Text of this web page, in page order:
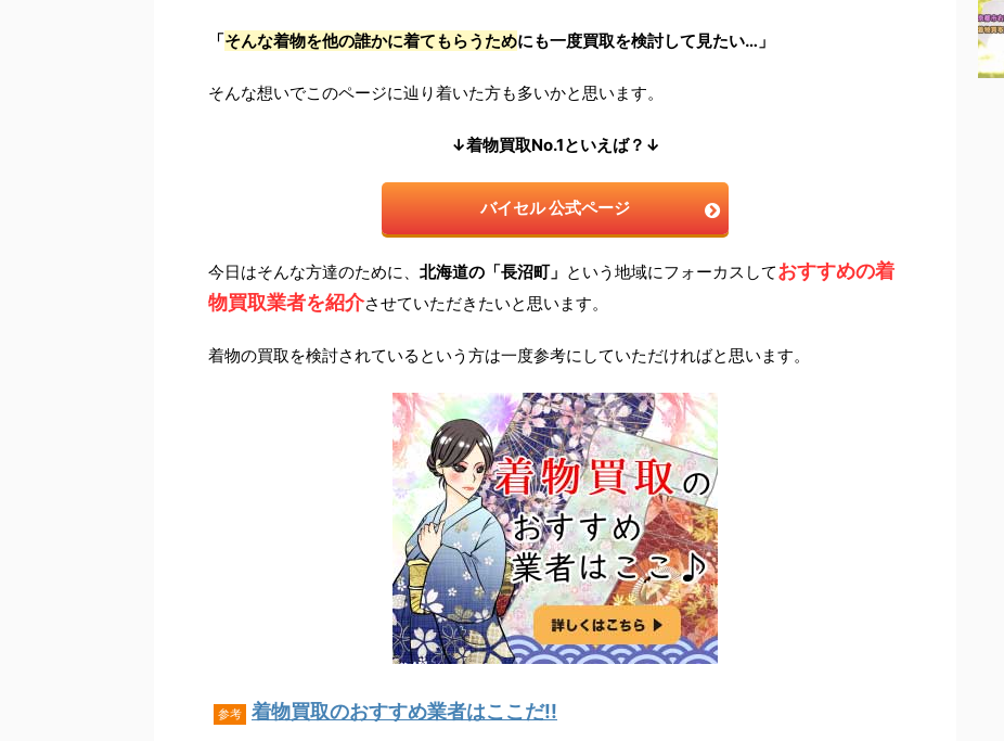
「そんな着物を他の誰かに着てもらうためにも一度買取を検討して見たい…」
そんな想いでこのページに辿り着いた方も多いかと思います。
↓着物買取No.1といえば？↓
バイセル 公式ページ
今日はそんな方達のために、 北海道の「長沼町」 という地域にフォーカスしておすすめの着
物買取業者を紹介させていただきたいと思います。
着物の買取を検討されているという方は一度参考にしていただければと思います。
参考 着物買取のおすすめ業者はここだ!!